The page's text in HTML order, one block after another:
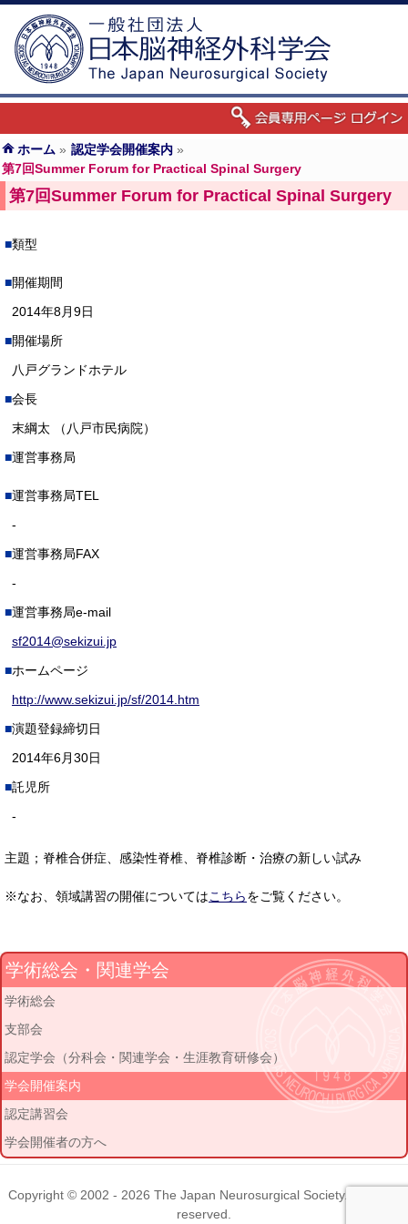
ホーム » 認定学会開催案内 »
第7回Summer Forum for Practical Spinal Surgery
第7回Summer Forum for Practical Spinal Surgery
類型
開催期間
2014年8月9日
開催場所
八戸グランドホテル
会長
末綱太 （八戸市民病院）
運営事務局
運営事務局TEL
-
運営事務局FAX
-
運営事務局e-mail
sf2014@sekizui.jp
ホームページ
http://www.sekizui.jp/sf/2014.htm
演題登録締切日
2014年6月30日
託児所
-
主題；脊椎合併症、感染性脊椎、脊椎診断・治療の新しい試み
※なお、領域講習の開催についてはこちらをご覧ください。
学術総会・関連学会
学術総会
支部会
認定学会（分科会・関連学会・生涯教育研修会）
学会開催案内
認定講習会
学会開催者の方へ
Copyright © 2002 - 2026 The Japan Neurosurgical Society. All rights
reserved.